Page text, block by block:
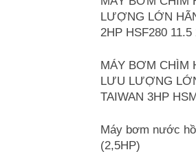
LƯỢNG LỚN
2HP HSF280 11.5
MÁY BƠM CHÌM
LƯU LƯỢNG
TAIWAN 3HP
Máy bơm nước
(2,5HP)